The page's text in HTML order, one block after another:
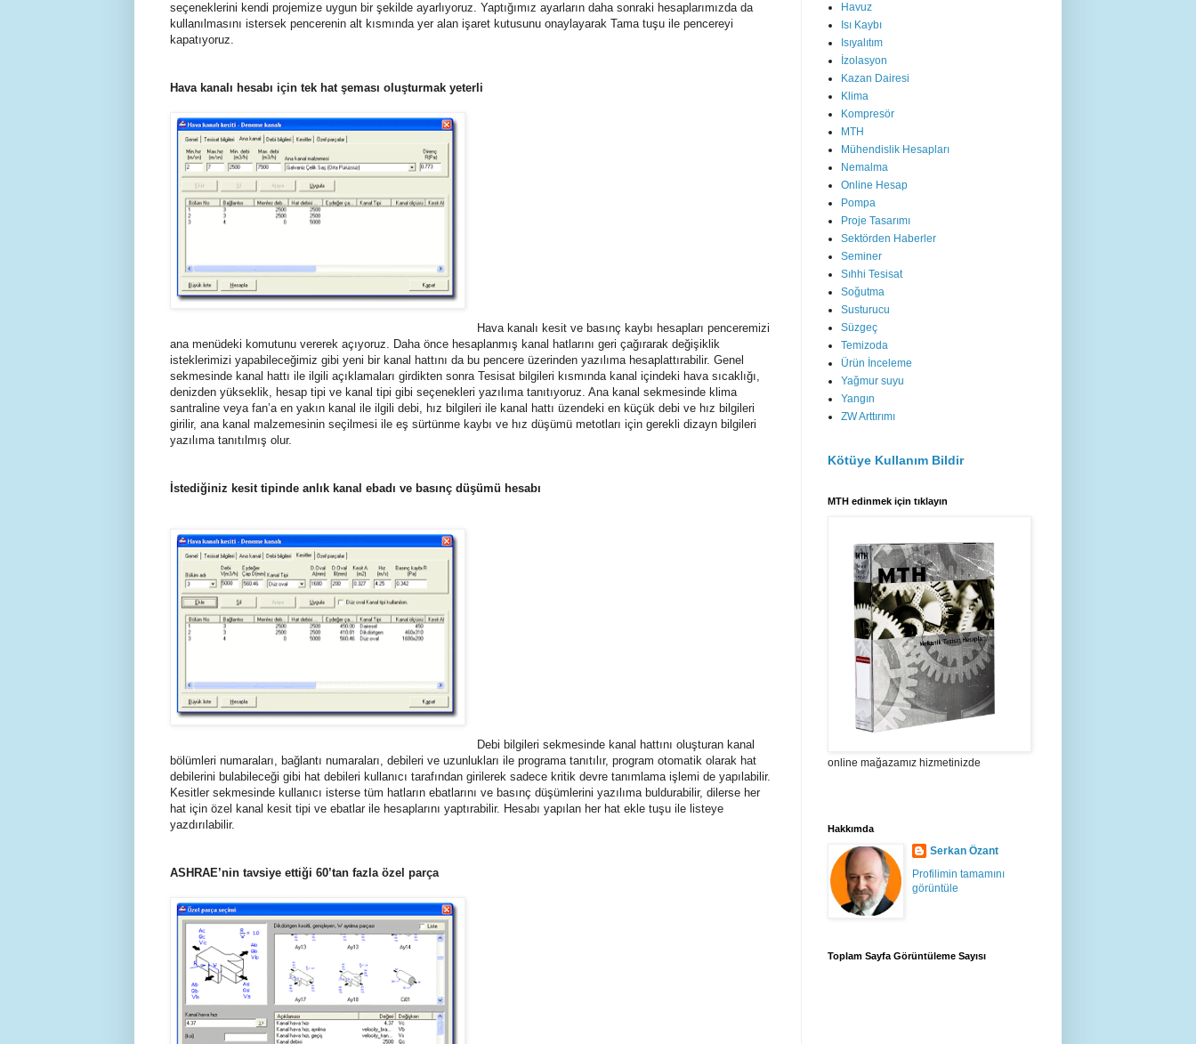
seçeneklerini kendi projemize uygun bir şekilde ayarlıyoruz. Yaptığımız ayarların daha sonraki hesaplarımızda da
kullanılmasını istersek pencerenin alt kısmında yer alan işaret kutusunu onaylayarak Tama tuşu ile pencereyi
kapatıyoruz.
Hava kanalı hesabı için tek hat şeması oluşturmak yeterli
Hava kanalı kesit ve basınç kaybı hesapları penceremizi
ana menüdeki komutunu vererek açıyoruz. Daha önce hesaplanmış kanal hatlarını geri çağırarak değişiklik
isteklerimizi yapabileceğimiz gibi yeni bir kanal hattını da bu pencere üzerinden yazılıma hesaplattırabilir. Genel
sekmesinde kanal hattı ile ilgili açıklamaları girdikten sonra Tesisat bilgileri kısmında kanal içindeki hava sıcaklığı,
denizden yükseklik, hesap tipi ve kanal tipi gibi seçenekleri yazılıma tanıtıyoruz. Ana kanal sekmesinde klima
santraline veya fan’a en yakın kanal ile ilgili debi, hız bilgileri ile kanal hattı üzendeki en küçük debi ve hız bilgileri
girilir, ana kanal malzemesinin seçilmesi ile eş sürtünme kaybı ve hız düşümü metotları için gerekli dizayn bilgileri
yazılıma tanıtılmış olur.
İstediğiniz kesit tipinde anlık kanal ebadı ve basınç düşümü hesabı
Debi bilgileri sekmesinde kanal hattını oluşturan kanal
bölümleri numaraları, bağlantı numaraları, debileri ve uzunlukları ile programa tanıtılır, program otomatik olarak hat
debilerini bulabileceği gibi hat debileri kullanıcı tarafından girilerek sadece kritik devre tanımlama işlemi de yapılabilir.
Kesitler sekmesinde kullanıcı isterse tüm hatların ebatlarını ve basınç düşümlerini yazılıma buldurabilir, dilerse her
hat için özel kanal kesit tipi ve ebatlar ile hesaplarını yaptırabilir. Hesabı yapılan her hat ekle tuşu ile listeye
yazdırılabilir.
ASHRAE’nin tavsiye ettiği 60’tan fazla özel parça
Havuz
Isı Kaybı
Isıyalıtım
İzolasyon
Kazan Dairesi
Klima
Kompresör
MTH
Mühendislik Hesapları
Nemalma
Online Hesap
Pompa
Proje Tasarımı
Sektörden Haberler
Seminer
Sıhhi Tesisat
Soğutma
Susturucu
Süzgeç
Temizoda
Ürün İnceleme
Yağmur suyu
Yangın
ZW Arttırımı
Kötüye Kullanım Bildir
MTH edinmek için tıklayın
online mağazamız hizmetinizde
Hakkımda
Serkan Özant
Profilimin tamamını
görüntüle
Toplam Sayfa Görüntüleme Sayısı